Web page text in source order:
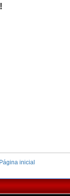
Página inicial